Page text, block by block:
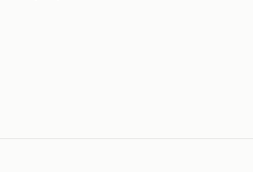
latérale droite
Kw